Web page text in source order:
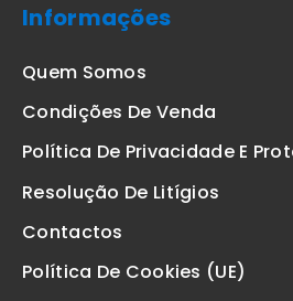
Informações
Quem Somos
Condições De Venda
Política De Privacidade E
Resolução De Litígios
Contactos
Política De Cookies (UE)